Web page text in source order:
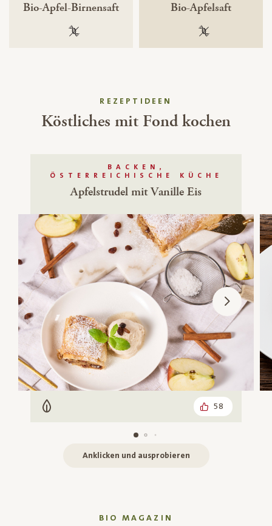
Bio-Apfel-Birnensaft
100 % gentechnikfrei
Bio-Apfelsaft
100 %
REZEPTIDEEN
Köstliches mit Fond kochen
BACKEN,
ÖSTERREICHISCHE KÜCHE
Apfelstrudel mit Vanille Eis
Vegetarisch 58
Anklicken und ausprobieren
BIO MAGAZIN